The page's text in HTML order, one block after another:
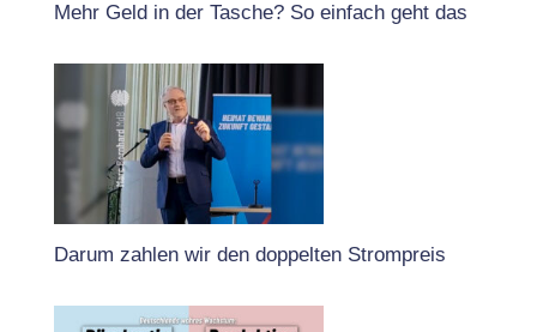
Mehr Geld in der Tasche? So einfach geht das
Darum zahlen wir den doppelten Strompreis